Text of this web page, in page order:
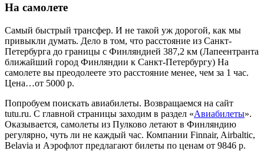
На самолете
Самый быстрый трансфер. И не такой уж дорогой, как мы
привыкли думать. Дело в том, что расстояние из Санкт-
Петербурга до границы с Финляндией 387,2 км (Лапеентранта
ближайший город Финляндии к Санкт-Петербургу) На
самолете вы преодолеете это расстояние менее, чем за 1 час.
Цена…от 5000 р.
Попробуем поискать авиабилеты. Возвращаемся на сайт
tutu.ru. С главной страницы заходим в раздел «Авиабилеты».
Оказывается, самолеты из Пулково летают в Финляндию
регулярно, чуть ли не каждый час. Компании Finnair, Airbaltic,
Belavia и Аэрофлот предлагают билеты по ценам от 9846 р.